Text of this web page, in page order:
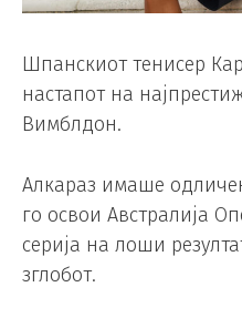
Шпанскиот тенисер
настапот на
Вимблдон.
Алкараз имаше
го освои Австралија
серија на лоши
зглобот.